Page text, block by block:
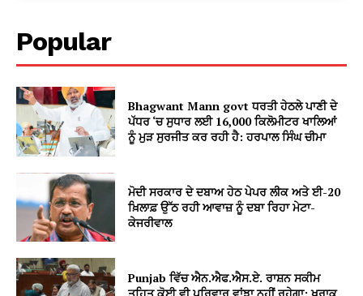
Popular
Bhagwant Mann govt ਧਰਤੀ ਹੇਠਲੇ ਪਾਣੀ ਦੇ
ਪੱਧਰ ‘ਚ ਸੁਧਾਰ ਲਈ 16,000 ਕਿਲੋਮੀਟਰ ਖਾਲਿਆਂ
ਨੂੰ ਮੁੜ ਸੁਰਜੀਤ ਕਰ ਰਹੀ ਹੈ: ਹਰਪਾਲ ਸਿੰਘ ਚੀਮਾ
ਮੋਦੀ ਸਰਕਾਰ ਦੇ ਦਬਾਅ ਹੇਠ ਪੇਪਰ ਲੀਕ ਅਤੇ ਈ-20
ਖ਼ਿਲਾਫ਼ ਉੱਠ ਰਹੀ ਆਵਾਜ਼ ਨੂੰ ਦਬਾ ਰਿਹਾ ਮੇਟਾ-
ਕੇਜਰੀਵਾਲ
Punjab ਵਿੱਚ ਐਨ.ਐਫ.ਐਸ.ਏ. ਰਾਸ਼ਨ ਸਕੀਮ